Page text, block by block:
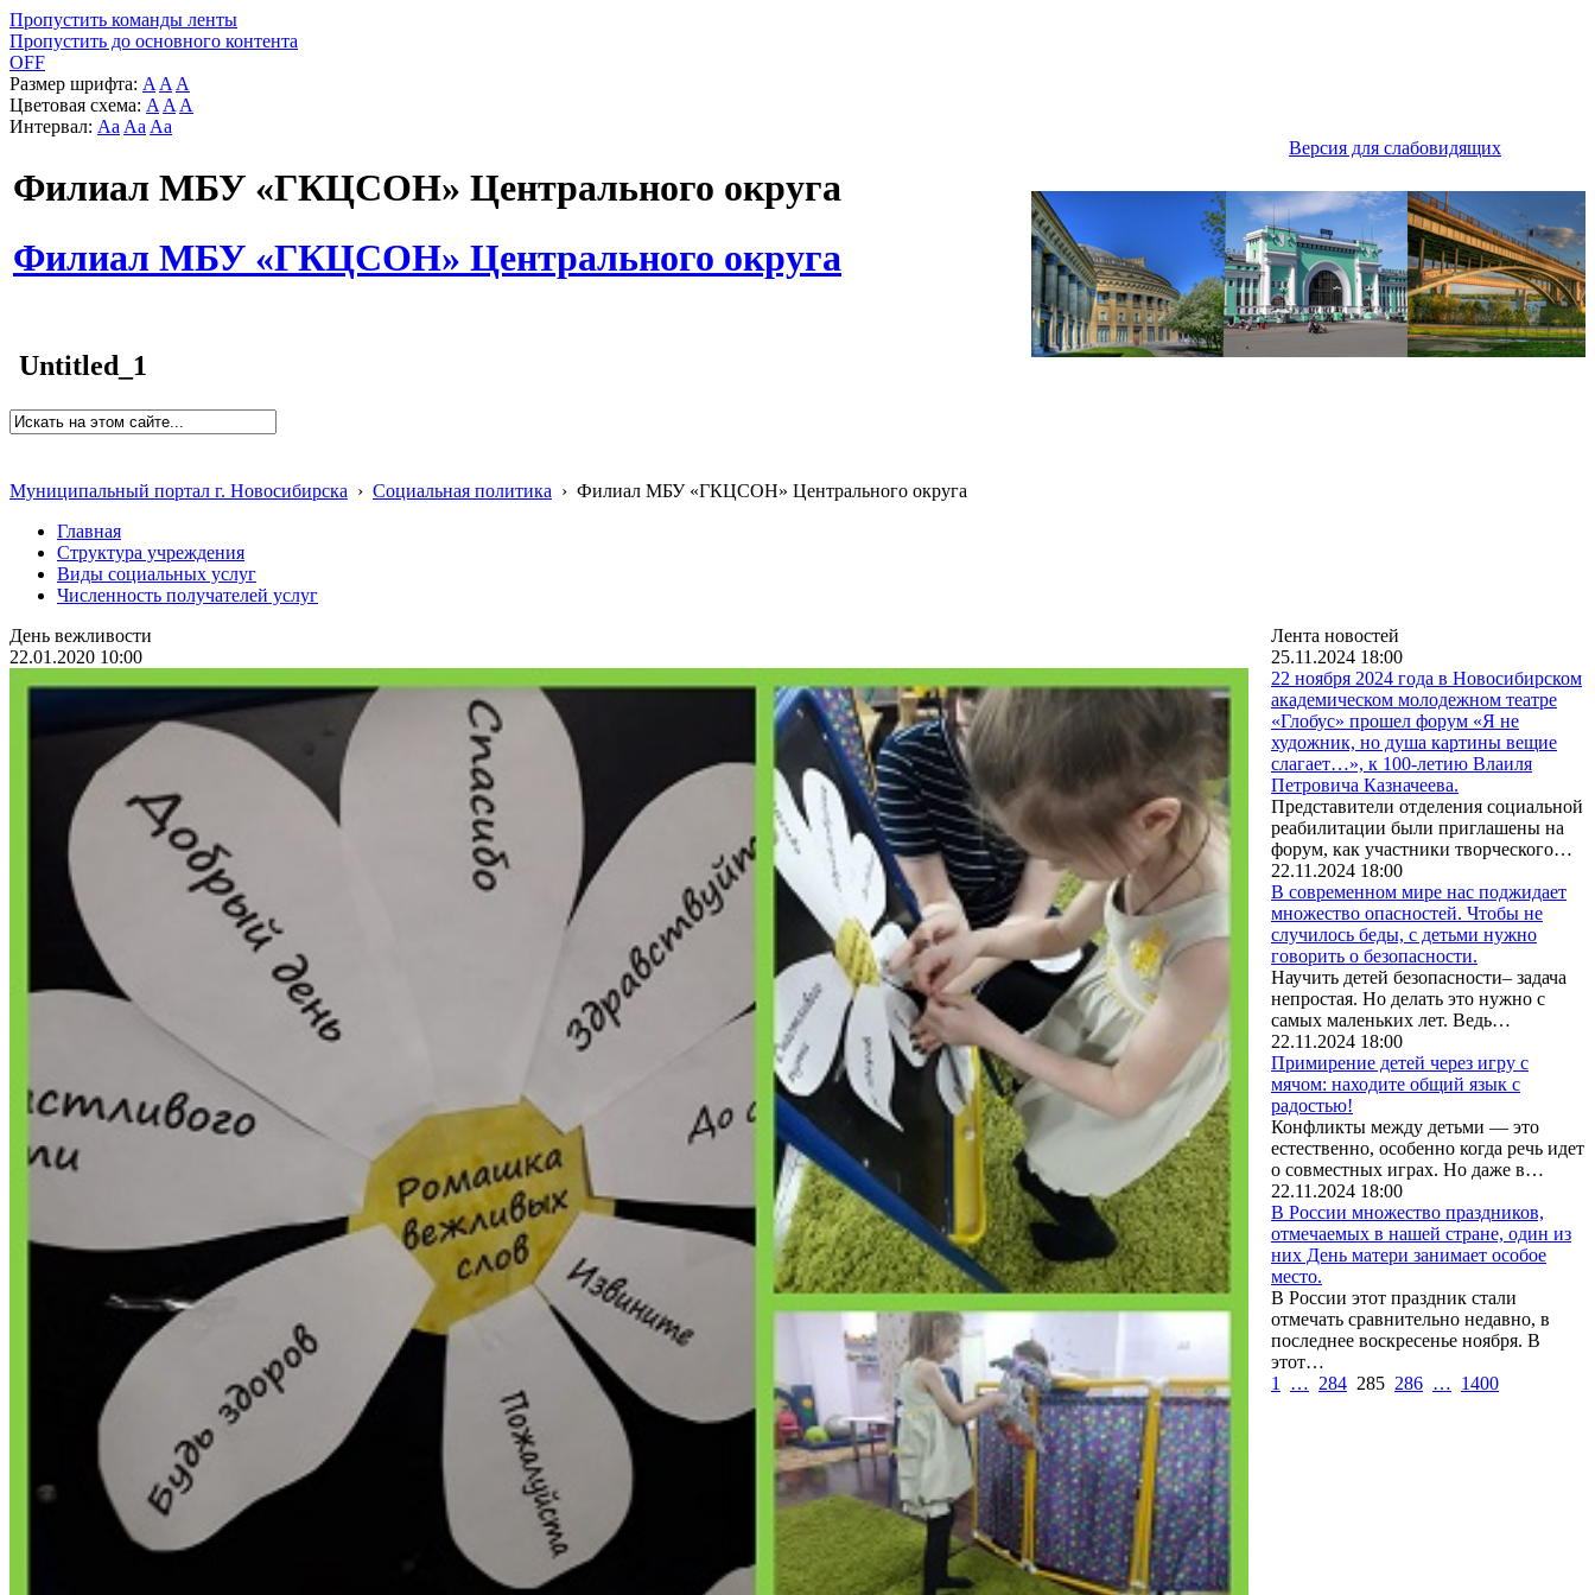
Пропустить команды ленты
Пропустить до основного контента
OFF
Размер шрифта: A A A
Цветовая схема: A A A
Интервал: Aa Aa Aa
Версия для слабовидящих
Филиал МБУ «ГКЦСОН» Центрального округа
Филиал МБУ «ГКЦСОН» Центрального округа
Untitled_1
Муниципальный портал г. Новосибирска › Социальная политика › Филиал МБУ «ГКЦСОН» Центрального округа
Главная
Структура учреждения
Виды социальных услуг
Численность получателей услуг
День вежливости
22.01.2020 10:00
Лента новостей
25.11.2024 18:00
22 ноября 2024 года в Новосибирском
академическом молодежном театре
«Глобус» прошел форум «Я не
художник, но душа картины вещие
слагает…», к 100-летию Влаиля
Петровича Казначеева.
Представители отделения социальной
реабилитации были приглашены на
форум, как участники творческого…
22.11.2024 18:00
В современном мире нас поджидает
множество опасностей. Чтобы не
случилось беды, с детьми нужно
говорить о безопасности.
Научить детей безопасности– задача
непростая. Но делать это нужно с
самых маленьких лет. Ведь…
22.11.2024 18:00
Примирение детей через игру с
мячом: находите общий язык с
радостью!
Конфликты между детьми — это
естественно, особенно когда речь идет
о совместных играх. Но даже в…
22.11.2024 18:00
В России множество праздников,
отмечаемых в нашей стране, один из
них День матери занимает особое
место.
В России этот праздник стали
отмечать сравнительно недавно, в
последнее воскресенье ноября. В
этот…
1
… 284 285 286 … 1400